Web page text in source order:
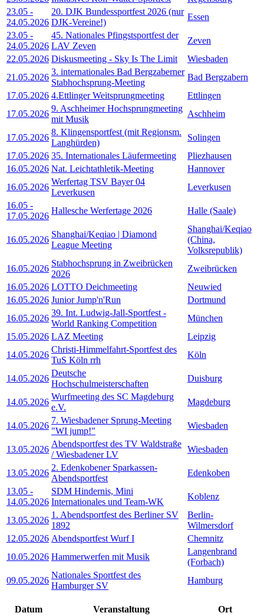
23.05 -
24.05.2026
20. DJK Bundessportfest 2026 (nur
DJK-Vereine!)
Essen
23.05 -
24.05.2026
45. Nationales Pfingstsportfest der
LAV Zeven
Zeven
22.05.2026 Diskusmeeting - Sky Is The Limit
Wiesbaden
21.05.2026
3. internationales Bad Bergzaberner
Stabhochsprung-Meeting
Bad Bergzabern
17.05.2026 4.Ettlinger Weitsprungmeeting
Ettlingen
17.05.2026
9. Aschheimer Hochsprungmeeting
mit Musik
Aschheim
17.05.2026
8. Klingensportfest (mit Regionsm.
Langhürden)
Solingen
17.05.2026 35. Internationales Läufermeeting
Pliezhausen
16.05.2026 Nat. Leichtathletik-Meeting
Hannover
16.05.2026
Werfertag TSV Bayer 04
Leverkusen
Leverkusen
16.05 -
17.05.2026
Hallesche Werfertage 2026 Halle (Saale)
16.05.2026
Shanghai/Keqiao | Diamond
League Meeting
Shanghai/Keqiao
(China,
Volksrepublik)
16.05.2026
Stabhochsprung in Zweibrücken
2026
Zweibrücken
16.05.2026 LOTTO Deichmeeting
Neuwied
16.05.2026 Junior Jump'n'Run
Dortmund
16.05.2026
39. Int. Ludwig-Jall-Sportfest -
World Ranking Competition
München
15.05.2026 LAZ Meeting
Leipzig
14.05.2026
Christi-Himmelfahrt-Sportfest des
TuS Köln rrh
Köln
14.05.2026
Deutsche
Hochschulmeisterschaften
Duisburg
14.05.2026
Wurfmeeting des SC Magdeburg
e.V.
Magdeburg
14.05.2026
7. Wiesbadener Sprung-Meeting
"WI jump!"
Wiesbaden
13.05.2026
Abendsportfest des TV Waldstraße
/ Wiesbadener LV
Wiesbaden
13.05.2026
2. Edenkobener Sparkassen-
Abendsportfest
Edenkoben
13.05 -
14.05.2026
SDM Hindernis, Mini
Internationales und Team-WK
Koblenz
13.05.2026
1. Abendsportfest des Berliner SV
1892
Berlin-
Wilmersdorf
12.05.2026 Abendsportfest Wurf I
Chemnitz
10.05.2026 Hammerwerfen mit Musik
Langenbrand
(Forbach)
09.05.2026
Nationales Sportfest des
Hamburger SV
Hamburg
Datum Veranstaltung
Ort